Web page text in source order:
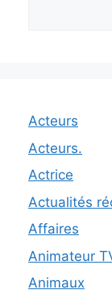
Acteurs
Acteurs.
Actrice
Actualités
Affaires
Animateur
Animaux